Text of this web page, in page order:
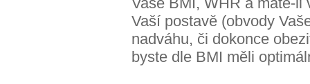
Vaší postavě (obvody
nadváhu, či dokonce
byste dle BMI měli